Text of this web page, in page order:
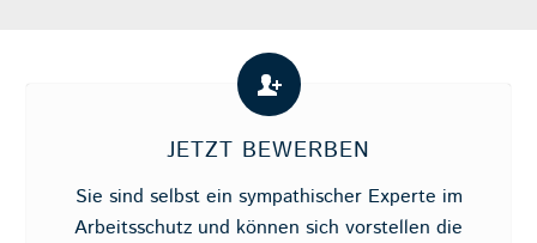
JETZT BEWERBEN
Sie sind selbst ein sympathischer Experte im
Arbeitsschutz und können sich vorstellen die